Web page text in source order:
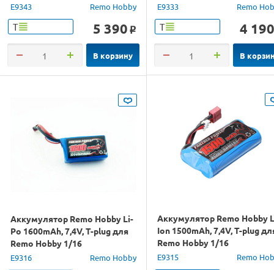
Hobby
E9343 Remo Hobby
Т 5 390 o
В корзину
E9333 Remo
Т 4 190
В
Аккумулятор Remo Hobby Li-
Po 1600mAh, 7,4V, T-plug для
Remo Hobby 1/16
E9316 Remo Hobby
Аккумулятор Remo Hobby
Ion 1500mAh, 7,4V, T-plug
Remo Hobby 1/16
E9315 Remo